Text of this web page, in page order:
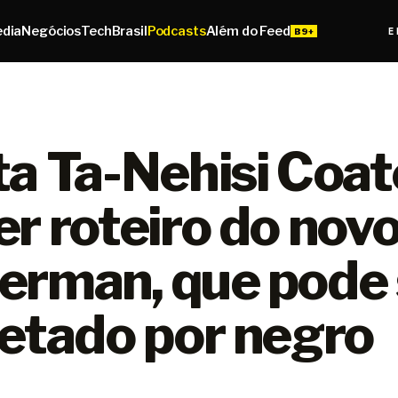
NegóciosTechBrasilPodcastsAlém do Feed
Ta-Nehisi
roteiro do
que
por negro